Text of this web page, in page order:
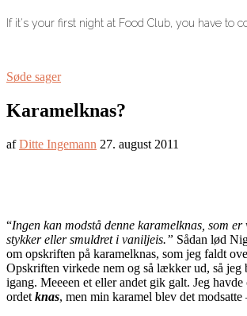
If it's your first night at Food Club, you have to
Søde sager
Karamelknas?
afDitte Ingemann 27. august 2011
“Ingen kan modstå denne karamelknas, som
stykker eller smuldret i vaniljeis.” Sådan lød
om opskriften på karamelknas, som jeg faldt
Opskriften virkede nem og så lækker ud, så jeg
igang. Meeeen et eller andet gik galt. Jeg
ordet knas, men min karamel blev det modsatte